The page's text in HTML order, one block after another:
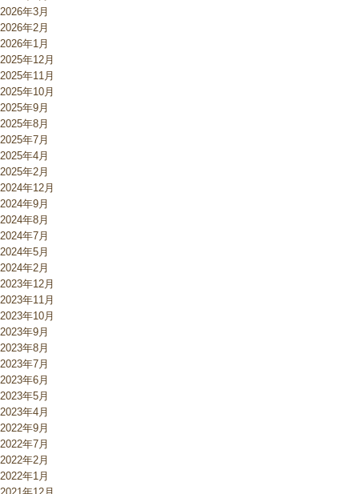
2026年3月
2026年2月
2026年1月
2025年12月
2025年11月
2025年10月
2025年9月
2025年8月
2025年7月
2025年4月
2025年2月
2024年12月
2024年9月
2024年8月
2024年7月
2024年5月
2024年2月
2023年12月
2023年11月
2023年10月
2023年9月
2023年8月
2023年7月
2023年6月
2023年5月
2023年4月
2022年9月
2022年7月
2022年2月
2022年1月